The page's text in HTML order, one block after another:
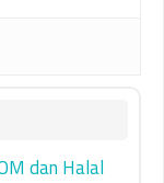
dan Halal